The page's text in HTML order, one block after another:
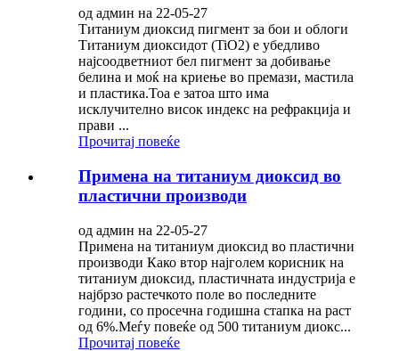
од админ на 22-05-27
Титаниум диоксид пигмент за бои и облоги
Титаниум диоксидот (TiO2) е убедливо
најсоодветниот бел пигмент за добивање
белина и моќ на криење во премази, мастила
и пластика.Тоа е затоа што има
исклучително висок индекс на рефракција и
прави ...
Прочитај повеќе
Примена на титаниум диоксид во
пластични производи
од админ на 22-05-27
Примена на титаниум диоксид во пластични
производи Како втор најголем корисник на
титаниум диоксид, пластичната индустрија е
најбрзо растечкото поле во последните
години, со просечна годишна стапка на раст
од 6%.Меѓу повеќе од 500 титаниум диокс...
Прочитај повеќе